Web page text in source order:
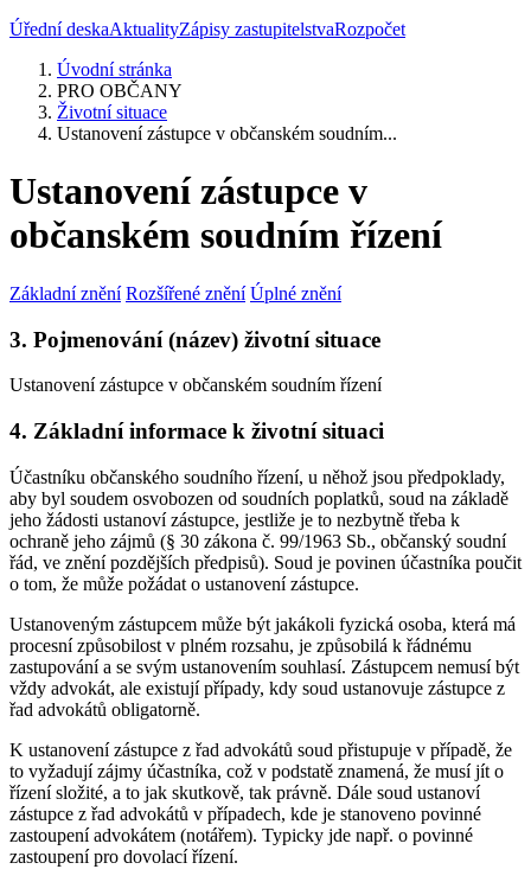
Úřední deskaAktualityZápisy zastupitelstvaRozpočet
Úvodní stránka
PRO OBČANY
Životní situace
Ustanovení zástupce v občanském soudním...
Ustanovení zástupce v
občanském soudním řízení
Základní znění Rozšířené znění Úplné znění
3. Pojmenování (název) životní situace
Ustanovení zástupce v občanském soudním řízení
4. Základní informace k životní situaci
Účastníku občanského soudního řízení, u něhož jsou předpoklady,
aby byl soudem osvobozen od soudních poplatků, soud na základě
jeho žádosti ustanoví zástupce, jestliže je to nezbytně třeba k
ochraně jeho zájmů (§ 30 zákona č. 99/1963 Sb., občanský soudní
řád, ve znění pozdějších předpisů). Soud je povinen účastníka poučit
o tom, že může požádat o ustanovení zástupce.
Ustanoveným zástupcem může být jakákoli fyzická osoba, která má
procesní způsobilost v plném rozsahu, je způsobilá k řádnému
zastupování a se svým ustanovením souhlasí. Zástupcem nemusí být
vždy advokát, ale existují případy, kdy soud ustanovuje zástupce z
řad advokátů obligatorně.
K ustanovení zástupce z řad advokátů soud přistupuje v případě, že
to vyžadují zájmy účastníka, což v podstatě znamená, že musí jít o
řízení složité, a to jak skutkově, tak právně. Dále soud ustanoví
zástupce z řad advokátů v případech, kde je stanoveno povinné
zastoupení advokátem (notářem). Typicky jde např. o povinné
zastoupení pro dovolací řízení.